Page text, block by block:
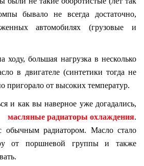
бывало не всегда достаточно,
автомобилях (грузовые и
ходу, большая нагрузка в несколько
в двигателе (синтетики тогда не
пригорало от высоких температур.
и как вы наверное уже догадались,
масляные радиаторы охлаждения.
обычным радиатором. Масло стало
от поршневой группы и также